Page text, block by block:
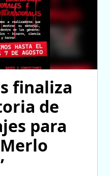
finaliza
de
para